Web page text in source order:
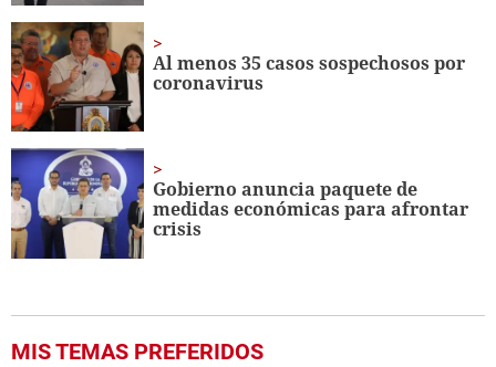
Al menos 35 casos sospechosos por
coronavirus
Gobierno anuncia paquete de
medidas económicas para afrontar
crisis
MIS TEMAS PREFERIDOS